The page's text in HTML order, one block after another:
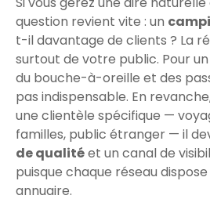
question revient vite : un
t-il davantage de clients ? La
surtout de votre public. Pour
du bouche-à-oreille et des
pas indispensable. En
une clientèle spécifique —
familles, public étranger — il
de qualitéet un canal de
puisque chaque réseau
annuaire.